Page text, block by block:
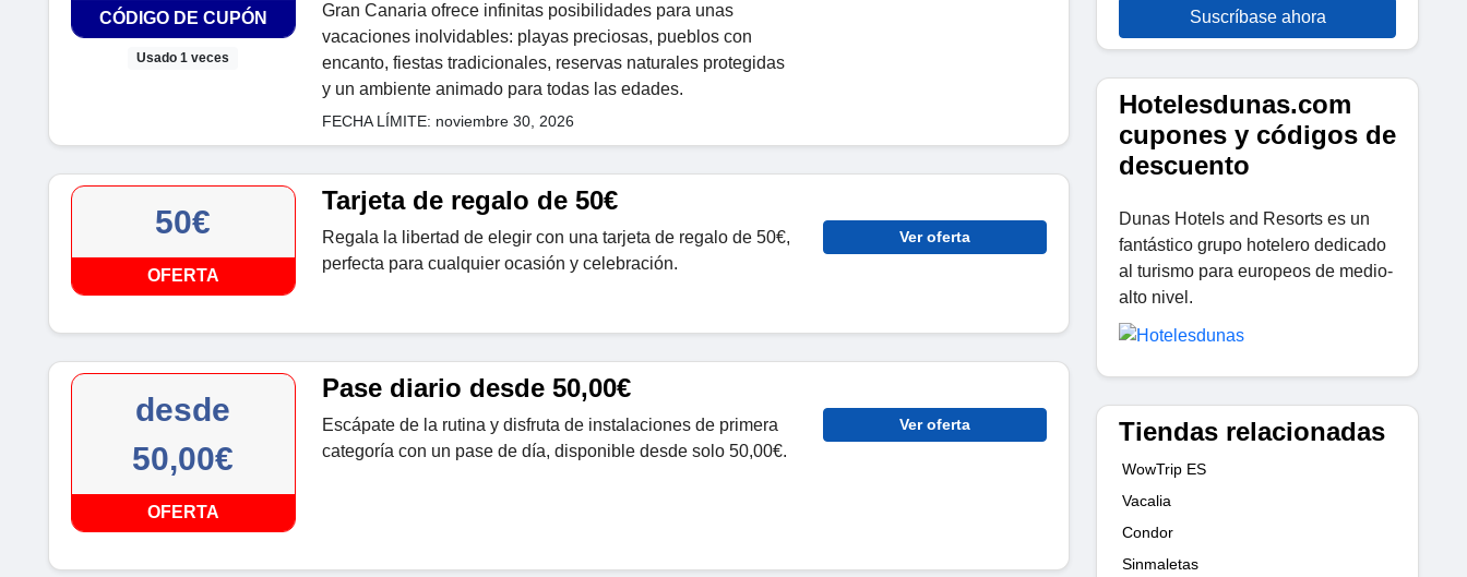
CÓDIGO DE CUPÓN
Usado 1 veces
Gran Canaria ofrece infinitas posibilidades para unas
vacaciones inolvidables: playas preciosas, pueblos con
encanto, fiestas tradicionales, reservas naturales protegidas
y un ambiente animado para todas las edades.
FECHA LÍMITE: noviembre 30, 2026
50€
OFERTA
Tarjeta de regalo de 50€
Regala la libertad de elegir con una tarjeta de regalo de 50€,
perfecta para cualquier ocasión y celebración.
Ver oferta
desde
50,00€
OFERTA
Pase diario desde 50,00€
Escápate de la rutina y disfruta de instalaciones de primera
categoría con un pase de día, disponible desde solo 50,00€.
Ver oferta
Suscríbase ahora
Hotelesdunas.com
cupones y códigos de
descuento
Dunas Hotels and Resorts es un
fantástico grupo hotelero dedicado
al turismo para europeos de medio-
alto nivel.
Tiendas relacionadas
WowTrip ES
Vacalia
Condor
Sinmaletas